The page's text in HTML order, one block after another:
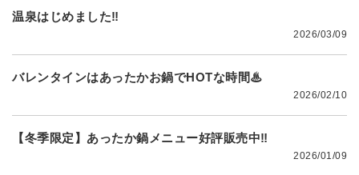
温泉はじめました‼
2026/03/09
バレンタインはあったかお鍋でHOTな時間♨
2026/02/10
【冬季限定】あったか鍋メニュー好評販売中‼
2026/01/09